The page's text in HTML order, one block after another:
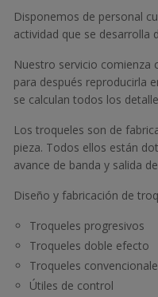
Disponemos de personal
actividad que se desarrolla
Nuestro servicio comienza
para después reproducirla
se calculan todos los
Los troqueles son de
pieza. Todos ellos están
avance de banda y salida
Diseño y fabricación de
Troqueles progresivos
Troqueles doble efecto
Troqueles
Útiles de control